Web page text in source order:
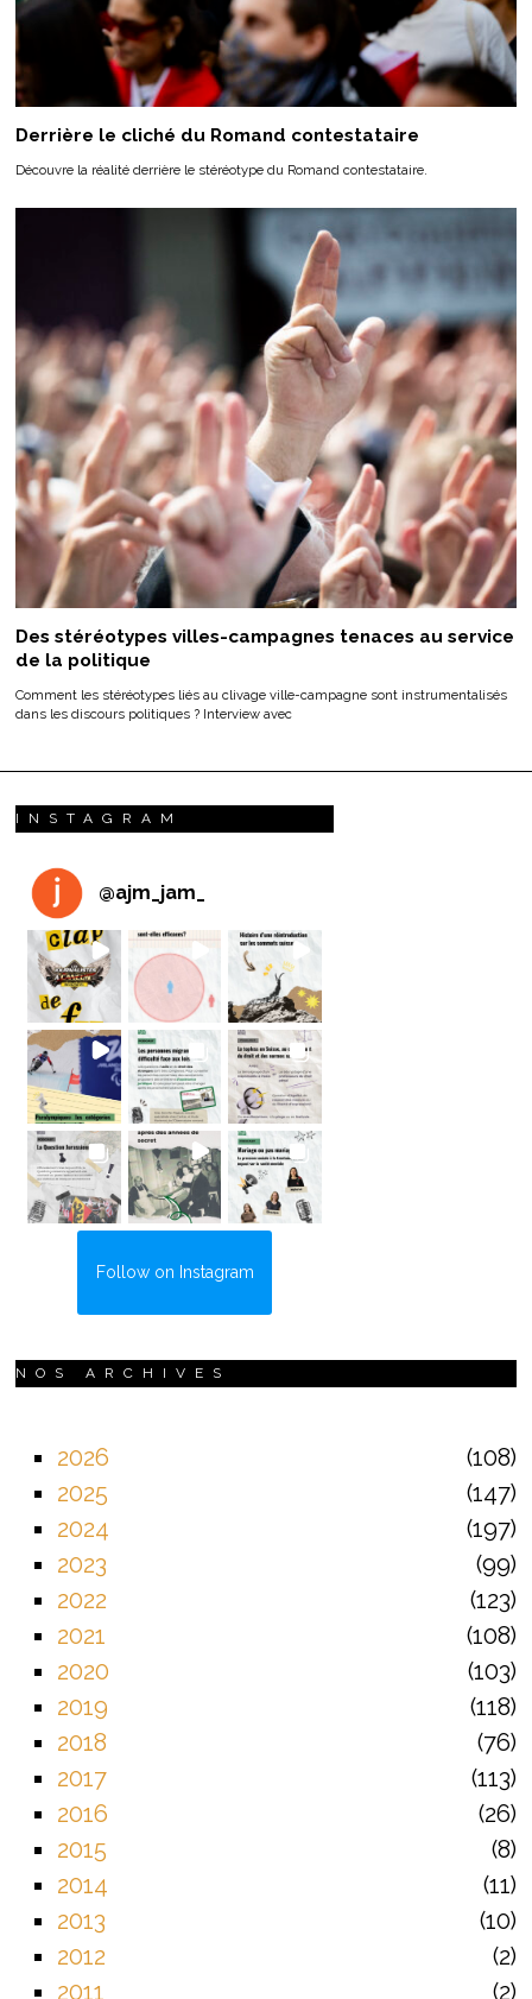
Derrière le cliché du Romand contestataire
Découvre la réalité derrière le stéréotype du Romand contestataire.
Des stéréotypes villes-campagnes tenaces au service
de la politique
Comment les stéréotypes liés au clivage ville-campagne sont instrumentalisés
dans les discours politiques ? Interview avec
INSTAGRAM
@ajm_jam_
Follow on Instagram
NOS ARCHIVES
2026
108
2025
147
2024
197
2023
99
2022
123
2021
108
2020
103
2019
118
2018
76
2017
113
2016
26
2015
8
2014
11
2013
10
2012
2
2011
2